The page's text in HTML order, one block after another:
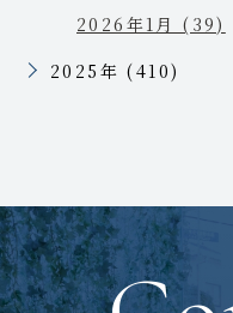
2026年1月 (39)
2025年 (410)